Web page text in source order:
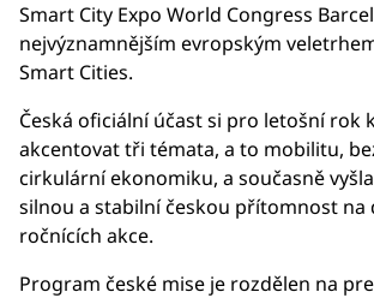
Smart City Expo World Congress
nejvýznamnějším evropským
Smart Cities.
Česká oficiální účast si pro letošní rok
akcentovat tři témata, a to mobilitu,
cirkulární ekonomiku, a současně
silnou a stabilní českou přítomnost na
ročnících akce.
Program české mise je rozdělen na